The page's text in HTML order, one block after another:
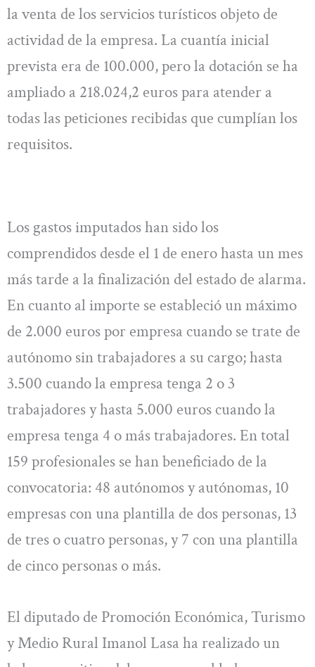
la venta de los servicios turísticos objeto de
actividad de la empresa. La cuantía inicial
prevista era de 100.000, pero la dotación se ha
ampliado a 218.024,2 euros para atender a
todas las peticiones recibidas que cumplían los
requisitos.
Los gastos imputados han sido los
comprendidos desde el 1 de enero hasta un mes
más tarde a la finalización del estado de alarma.
En cuanto al importe se estableció un máximo
de 2.000 euros por empresa cuando se trate de
autónomo sin trabajadores a su cargo; hasta
3.500 cuando la empresa tenga 2 o 3
trabajadores y hasta 5.000 euros cuando la
empresa tenga 4 o más trabajadores. En total
159 profesionales se han beneficiado de la
convocatoria: 48 autónomos y autónomas, 10
empresas con una plantilla de dos personas, 13
de tres o cuatro personas, y 7 con una plantilla
de cinco personas o más.
El diputado de Promoción Económica, Turismo
y Medio Rural Imanol Lasa ha realizado un